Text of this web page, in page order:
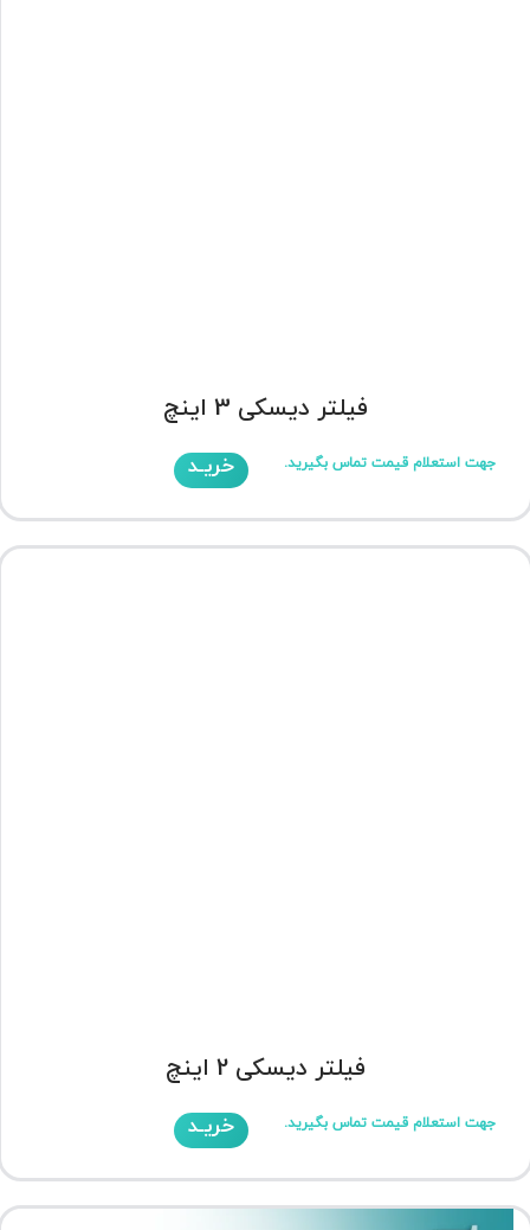
فیلتر دیسکی 3 اینچ
جهت استعلام قیمت تماس بگیرید. خریـد
فیلتر دیسکی 2 اینچ
جهت استعلام قیمت تماس بگیرید. خریـد